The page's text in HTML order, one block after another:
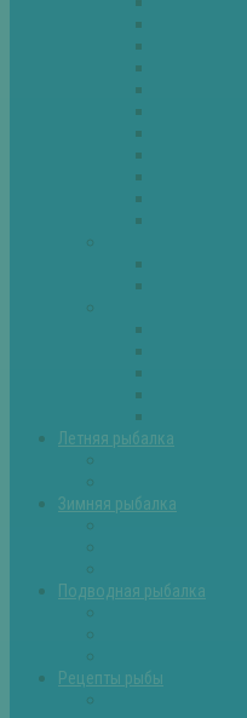
Летняя рыбалка
Зимняя рыбалка
Подводная рыбалка
Рецепты рыбы